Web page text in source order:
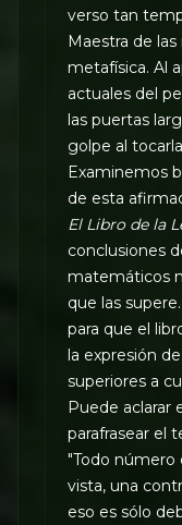
verso tan
Maestra de
metafísica. Al
actuales del
las puertas
golpe al
Examinemos
de esta
El Libro de la
conclusiones
matemáticos
que las
para que el
la expresión
superiores a
Puede aclarar
parafrasear el
"Todo número
vista, una
eso es sólo